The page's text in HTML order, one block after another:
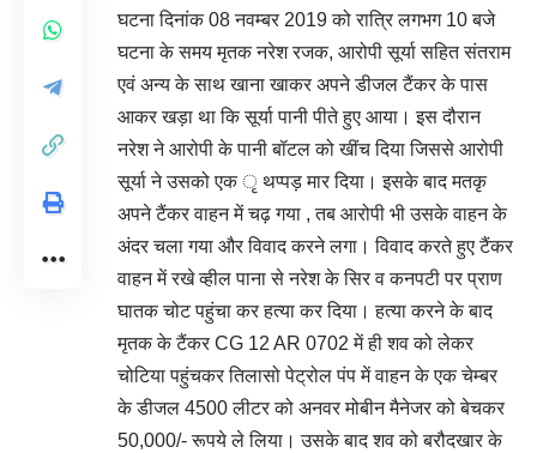
घटना दिनांक 08 नवम्बर 2019 को रात्रि लगभग 10 बजे
घटना के समय मृतक नरेश रजक, आरोपी सूर्या सहित संतराम
एवं अन्य के साथ खाना खाकर अपने डीजल टैंकर के पास
आकर खड़ा था कि सूर्या पानी पीते हुए आया। इस दौरान
नरेश ने आरोपी के पानी बॉटल को खींच दिया जिससे आरोपी
सूर्या ने उसको एक ृ थप्पड़ मार दिया। इसके बाद मतकृ
अपने टैंकर वाहन में चढ़ गया , तब आरोपी भी उसके वाहन के
अंदर चला गया और विवाद करने लगा। विवाद करते हुए टैंकर
वाहन में रखे व्हील पाना से नरेश के सिर व कनपटी पर प्राण
घातक चोट पहुंचा कर हत्या कर दिया। हत्या करने के बाद
मृतक के टैंकर CG 12 AR 0702 में ही शव को लेकर
चोटिया पहुंचकर तिलासो पेट्रोल पंप में वाहन के एक चेम्बर
के डीजल 4500 लीटर को अनवर मोबीन मैनेजर को बेचकर
50,000/- रूपये ले लिया। उसके बाद शव को बरौदखार के